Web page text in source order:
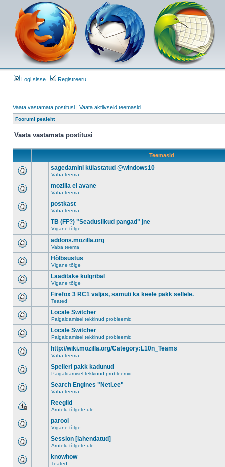
Logi sisse Registreeru
Vaata vastamata postitusi | Vaata aktiivseid teemasid
Foorumi pealeht
Vaata vastamata postitusi
Teemasid
sagedamini külastatud @windows10
Vaba teema
mozilla ei avane
Vaba teema
postkast
Vaba teema
TB (FF?) "Seaduslikud pangad" jne
Vigane tõlge
addons.mozilla.org
Vaba teema
Hõlbsustus
Vigane tõlge
Laaditake külgribal
Vigane tõlge
Firefox 3 RC1 väljas, samuti ka keele pakk sellele.
Teated
Locale Switcher
Paigaldamisel tekkinud probleemid
Locale Switcher
Paigaldamisel tekkinud probleemid
http://wiki.mozilla.org/Category:L10n_Teams
Vaba teema
Spelleri pakk kadunud
Paigaldamisel tekkinud probleemid
Search Engines "Neti.ee"
Vaba teema
Reeglid
Arutelu tõlgete üle
parool
Vigane tõlge
Session [lahendatud]
Arutelu tõlgete üle
knowhow
Teated